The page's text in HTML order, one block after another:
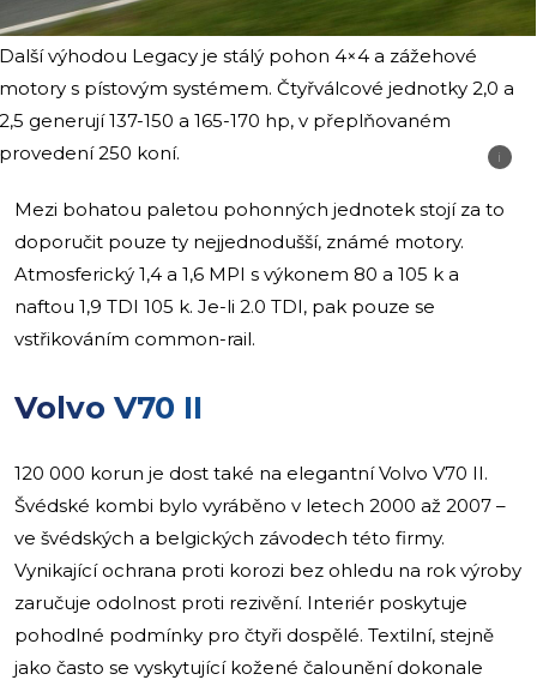
i
výhodou Legacy je stálý pohon 4×4 a zážehové
s pístovým systémem. Čtyřválcové jednotky 2,0 a
generují 137-150 a 165-170 hp, v přeplňovaném
250 koní.
Mezi bohatou paletou pohonných jednotek stojí za to
doporučit pouze ty nejjednodušší, známé motory.
Atmosferický 1,4 a 1,6 MPI s výkonem 80 a 105 k a
naftou 1,9 TDI 105 k. Je-li 2.0 TDI, pak pouze se
vstřikováním common-rail.
Volvo V70 II
120 000 korun je dost také na elegantní Volvo V70 II.
Švédské kombi bylo vyráběno v letech 2000 až 2007 –
ve švédských a belgických závodech této firmy.
Vynikající ochrana proti korozi bez ohledu na rok výroby
zaručuje odolnost proti rezivění. Interiér poskytuje
pohodlné podmínky pro čtyři dospělé. Textilní, stejně
jako často se vyskytující kožené čalounění dokonale